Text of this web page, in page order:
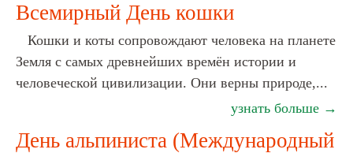
Всемирный День кошки
Кошки и коты сопровождают человека на планете
Земля с самых древнейших времён истории и
человеческой цивилизации. Они верны природе,...
узнать больше →
День альпиниста (Международный